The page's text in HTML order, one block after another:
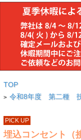
TOP
> 令和8年度 第二種
PICK UP
埋込コンセント